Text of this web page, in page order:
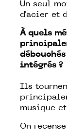
Un seul
d'acier et
À quels
intégrés ?
Ils
musique
On